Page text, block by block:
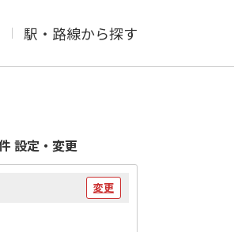
駅・路線から探す
設定・変更
変更